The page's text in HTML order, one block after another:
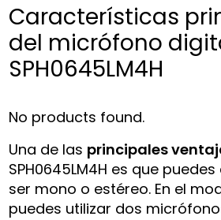
Características
del micrófono
SPH0645LM4H
No products found.
Una de las principales
SPH0645LM4H es que
ser mono o estéreo. En el
puedes utilizar dos